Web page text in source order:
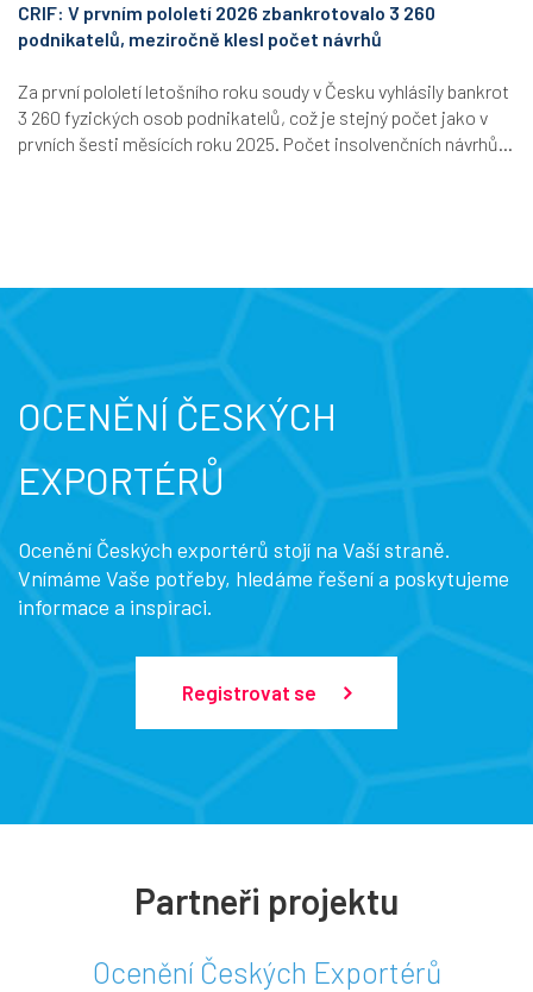
CRIF: V prvním pololetí 2026 zbankrotovalo 3 260
podnikatelů, meziročně klesl počet návrhů
Za první pololetí letošního roku soudy v Česku vyhlásily bankrot
3 260 fyzických osob podnikatelů, což je stejný počet jako v
prvních šesti měsících roku 2025. Počet insolvenčních návrhů...
OCENĚNÍ ČESKÝCH
EXPORTÉRŮ
Ocenění Českých exportérů stojí na Vaší straně.
Vnímáme Vaše potřeby, hledáme řešení a poskytujeme
informace a inspiraci.
Registrovat se
Partneři projektu
Ocenění Českých Exportérů